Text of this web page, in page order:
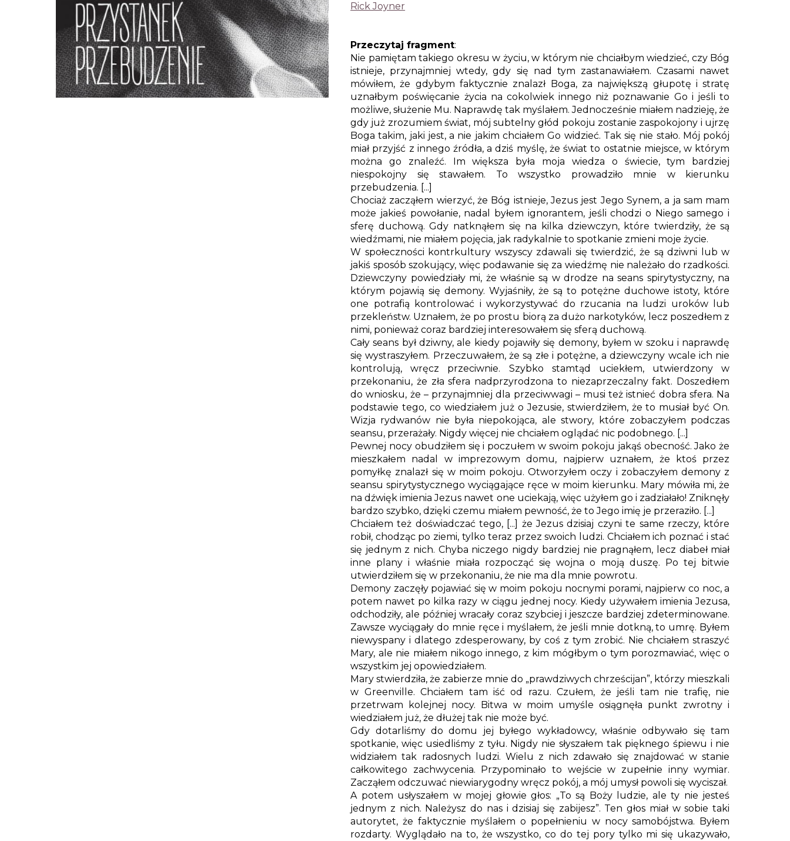
Rick Joyner
Przeczytaj fragment:
Nie pamiętam takiego okresu w życiu, w którym nie chciałbym wiedzieć, czy Bóg
istnieje, przynajmniej wtedy, gdy się nad tym zastanawiałem. Czasami nawet
mówiłem, że gdybym faktycznie znalazł Boga, za największą głupotę i stratę
uznałbym poświęcanie życia na cokolwiek innego niż poznawanie Go i jeśli to
możliwe, służenie Mu. Naprawdę tak myślałem. Jednocześnie miałem nadzieję, że
gdy już zrozumiem świat, mój subtelny głód pokoju zostanie zaspokojony i ujrzę
Boga takim, jaki jest, a nie jakim chciałem Go widzieć. Tak się nie stało. Mój pokój
miał przyjść z innego źródła, a dziś myślę, że świat to ostatnie miejsce, w którym
można go znaleźć. Im większa była moja wiedza o świecie, tym bardziej
niespokojny się stawałem. To wszystko prowadziło mnie w kierunku
przebudzenia. [...]
Chociaż zacząłem wierzyć, że Bóg istnieje, Jezus jest Jego Synem, a ja sam mam
może jakieś powołanie, nadal byłem ignorantem, jeśli chodzi o Niego samego i
sferę duchową. Gdy natknąłem się na kilka dziewczyn, które twierdziły, że są
wiedźmami, nie miałem pojęcia, jak radykalnie to spotkanie zmieni moje życie.
W społeczności kontrkultury wszyscy zdawali się twierdzić, że są dziwni lub w
jakiś sposób szokujący, więc podawanie się za wiedźmę nie należało do rzadkości.
Dziewczyny powiedziały mi, że właśnie są w drodze na seans spirytystyczny, na
którym pojawią się demony. Wyjaśniły, że są to potężne duchowe istoty, które
one potrafią kontrolować i wykorzystywać do rzucania na ludzi uroków lub
przekleństw. Uznałem, że po prostu biorą za dużo narkotyków, lecz poszedłem z
nimi, ponieważ coraz bardziej interesowałem się sferą duchową.
Cały seans był dziwny, ale kiedy pojawiły się demony, byłem w szoku i naprawdę
się wystraszyłem. Przeczuwałem, że są złe i potężne, a dziewczyny wcale ich nie
kontrolują, wręcz przeciwnie. Szybko stamtąd uciekłem, utwierdzony w
przekonaniu, że zła sfera nadprzyrodzona to niezaprzeczalny fakt. Doszedłem
do wniosku, że – przynajmniej dla przeciwwagi – musi też istnieć dobra sfera. Na
podstawie tego, co wiedziałem już o Jezusie, stwierdziłem, że to musiał być On.
Wizja rydwanów nie była niepokojąca, ale stwory, które zobaczyłem podczas
seansu, przerażały. Nigdy więcej nie chciałem oglądać nic podobnego. [...]
Pewnej nocy obudziłem się i poczułem w swoim pokoju jakąś obecność. Jako że
mieszkałem nadal w imprezowym domu, najpierw uznałem, że ktoś przez
pomyłkę znalazł się w moim pokoju. Otworzyłem oczy i zobaczyłem demony z
seansu spirytystycznego wyciągające ręce w moim kierunku. Mary mówiła mi, że
na dźwięk imienia Jezus nawet one uciekają, więc użyłem go i zadziałało! Zniknęły
bardzo szybko, dzięki czemu miałem pewność, że to Jego imię je przeraziło. [...]
Chciałem też doświadczać tego, [...] że Jezus dzisiaj czyni te same rzeczy, które
robił, chodząc po ziemi, tylko teraz przez swoich ludzi. Chciałem ich poznać i stać
się jednym z nich. Chyba niczego nigdy bardziej nie pragnąłem, lecz diabeł miał
inne plany i właśnie miała rozpocząć się wojna o moją duszę. Po tej bitwie
utwierdziłem się w przekonaniu, że nie ma dla mnie powrotu.
Demony zaczęły pojawiać się w moim pokoju nocnymi porami, najpierw co noc, a
potem nawet po kilka razy w ciągu jednej nocy. Kiedy używałem imienia Jezusa,
odchodziły, ale później wracały coraz szybciej i jeszcze bardziej zdeterminowane.
Zawsze wyciągały do mnie ręce i myślałem, że jeśli mnie dotkną, to umrę. Byłem
niewyspany i dlatego zdesperowany, by coś z tym zrobić. Nie chciałem straszyć
Mary, ale nie miałem nikogo innego, z kim mógłbym o tym porozmawiać, więc o
wszystkim jej opowiedziałem.
Mary stwierdziła, że zabierze mnie do „prawdziwych chrześcijan”, którzy mieszkali
w Greenville. Chciałem tam iść od razu. Czułem, że jeśli tam nie trafię, nie
przetrwam kolejnej nocy. Bitwa w moim umyśle osiągnęła punkt zwrotny i
wiedziałem już, że dłużej tak nie może być.
Gdy dotarliśmy do domu jej byłego wykładowcy, właśnie odbywało się tam
spotkanie, więc usiedliśmy z tyłu. Nigdy nie słyszałem tak pięknego śpiewu i nie
widziałem tak radosnych ludzi. Wielu z nich zdawało się znajdować w stanie
całkowitego zachwycenia. Przypominało to wejście w zupełnie inny wymiar.
Zacząłem odczuwać niewiarygodny wręcz pokój, a mój umysł powoli się wyciszał.
A potem usłyszałem w mojej głowie głos: „To są Boży ludzie, ale ty nie jesteś
jednym z nich. Należysz do nas i dzisiaj się zabijesz”. Ten głos miał w sobie taki
autorytet, że faktycznie myślałem o popełnieniu w nocy samobójstwa. Byłem
rozdarty. Wyglądało na to, że wszystko, co do tej pory tylko mi się ukazywało,